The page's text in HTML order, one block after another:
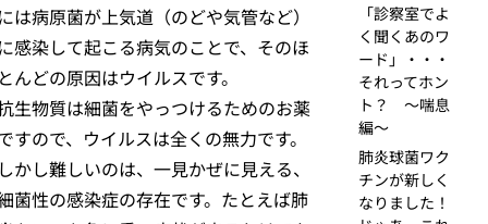
は病原菌が上気道（のどや気管など）
感染して起こる病気のことで、そのほ
んどの原因はウイルスです。
生物質は細菌をやっつけるためのお薬
すので、ウイルスは全くの無力です。
かし難しいのは、一見かぜに見える、
菌性の感染症の存在です。たとえば肺
「診察室でよ
く聞くあのワ
ード」・・・
それってホン
ト？ ～喘息
編～
肺炎球菌ワク
チンが新しく
なりました！